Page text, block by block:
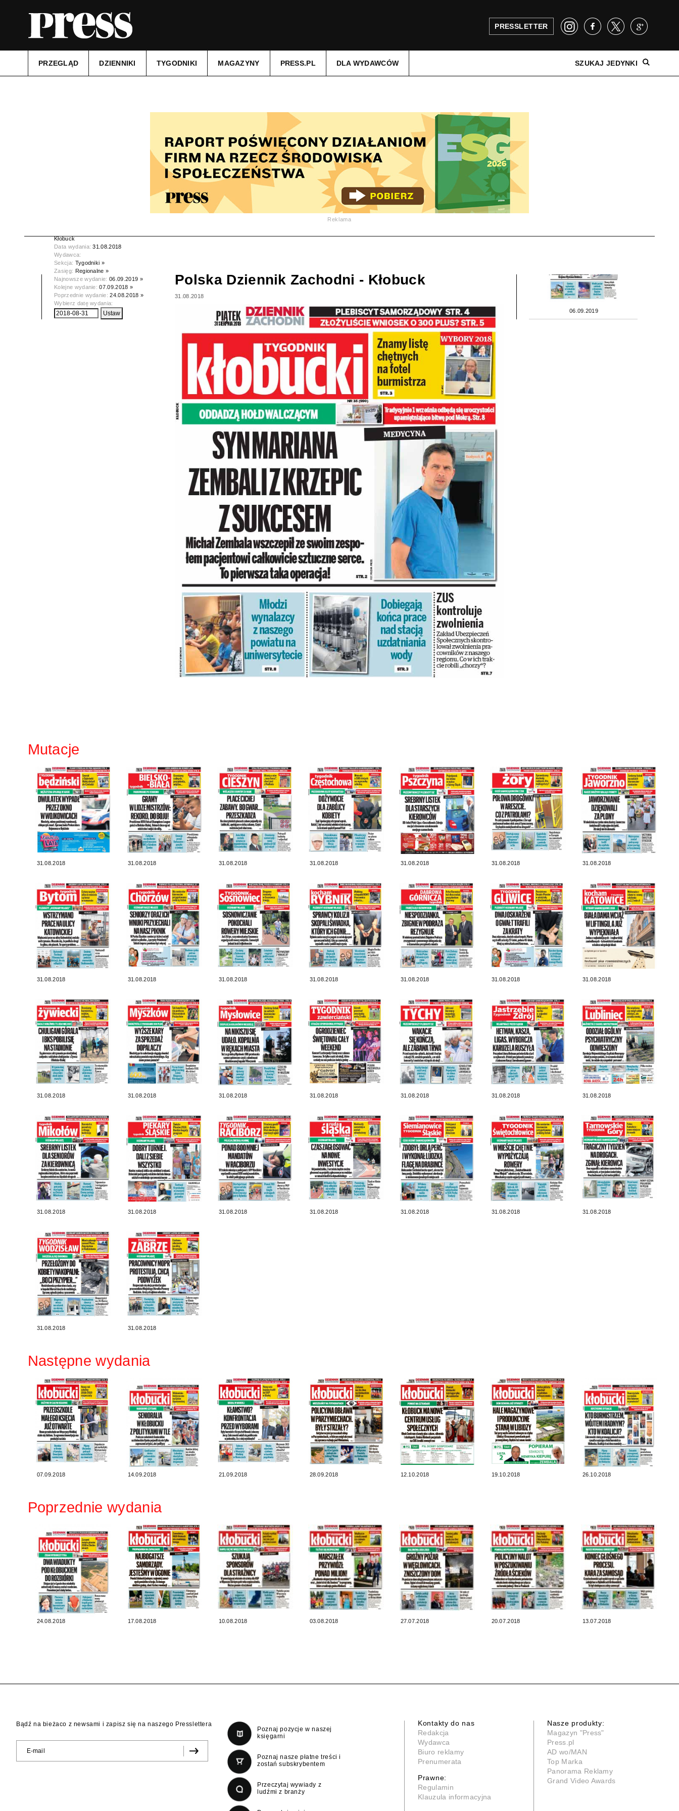
PRESSLETTER
PRZEGLĄD DZIENNIKI TYGODNIKI MAGAZYNY PRESS.PL DLA WYDAWCÓW SZUKAJ JEDYNKI
Reklama
Kłobuck
Data wydania:31.08.2018
Wydawca:
Sekcja: Tygodniki »
Zasięg: Regionalne »
Najnowsze wydanie:06.09.2019 »
Kolejne wydanie:07.09.2018 »
Poprzednie wydanie:24.08.2018 »
Wybierz datę wydania:
Polska Dziennik Zachodni - Kłobuck
31.08.2018
06.09.2019
Mutacje
31.08.2018 31.08.2018 31.08.2018 31.08.2018 31.08.2018 31.08.2018 31.08.2018
31.08.2018 31.08.2018 31.08.2018 31.08.2018 31.08.2018 31.08.2018 31.08.2018
31.08.2018 31.08.2018 31.08.2018 31.08.2018 31.08.2018 31.08.2018 31.08.2018
31.08.2018 31.08.2018 31.08.2018 31.08.2018 31.08.2018 31.08.2018 31.08.2018
31.08.2018 31.08.2018
Następne wydania
07.09.2018 14.09.2018 21.09.2018 28.09.2018 12.10.2018 19.10.2018 26.10.2018
Poprzednie wydania
24.08.2018 17.08.2018 10.08.2018 03.08.2018 27.07.2018 20.07.2018 13.07.2018
Bądź na bieżaco z newsami i zapisz się na naszego Presslettera
Poznaj pozycje w naszej
księgarni
Poznaj nasze płatne treści i
zostań subskrybentem
Przeczytaj wywiady z
ludźmi z branży
Kontakty do nas
Redakcja
Wydawca
Biuro reklamy
Prenumerata
Prawne:
Regulamin
Klauzula informacyjna
Nasze produkty:
Magazyn "Press"
Press.pl
AD wo/MAN
Top Marka
Panorama Reklamy
Grand Video Awards